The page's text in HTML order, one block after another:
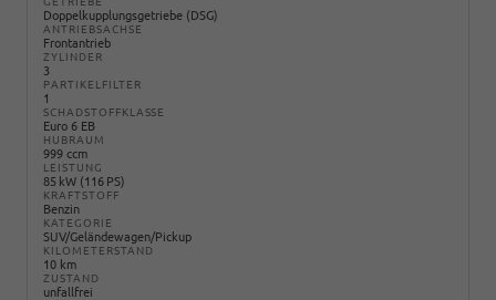
Doppelkupplungsgetriebe (DSG)
ANTRIEBSACHSE
Frontantrieb
ZYLINDER
3
PARTIKELFILTER
1
SCHADSTOFFKLASSE
Euro 6 EB
HUBRAUM
999 ccm
LEISTUNG
85 kW (116 PS)
KRAFTSTOFF
Benzin
KATEGORIE
SUV/Geländewagen/Pickup
KILOMETERSTAND
10 km
ZUSTAND
unfallfrei